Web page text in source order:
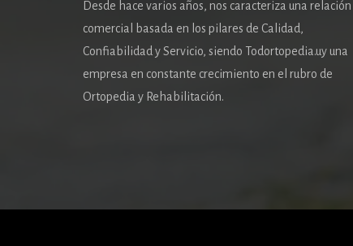
Desde hace varios años, nos caracteriza una relación
comercial basada en los pilares de Calidad,
Confiabilidad y Servicio, siendo Todortopedia.uy una
empresa en constante crecimiento en el rubro de
Ortopedia y Rehabilitación.